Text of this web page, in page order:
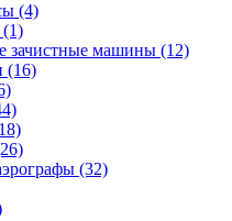
(4)
(1)
зачистные машины (12)
(16)
(32)